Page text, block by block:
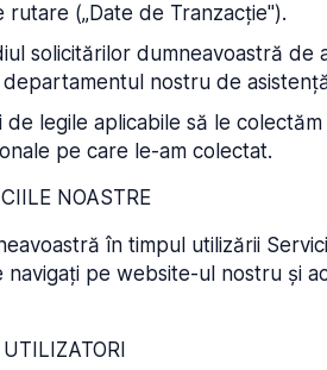
(„Date de Tranzacție").
solicitărilor dumneavoastră de
nostru de
legile aplicabile să le
pe care le-am colectat.
NOASTRE
în timpul utilizării
pe website-ul nostru și